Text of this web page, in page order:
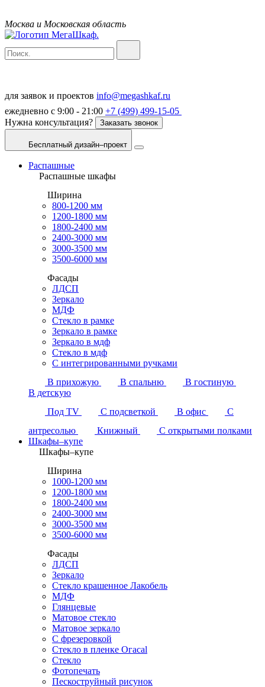
Москва и Московская область
для заявок и проектов info@megashkaf.ru
ежедневно с 9:00 - 21:00 +7 (499) 499-15-05
Нужна консультация?
Заказать звонок
Бесплатный дизайн–проект
Распашные
Распашные шкафы
Ширина
800-1200 мм
1200-1800 мм
1800-2400 мм
2400-3000 мм
3000-3500 мм
3500-6000 мм
Фасады
ЛДСП
Зеркало
МДФ
Стекло в рамке
Зеркало в рамке
Зеркало в мдф
Стекло в мдф
С интегрированными ручками
В прихожую
В спальню
В гостиную
В детскую
Под TV
С подсветкой В офис
С
антресолью
Книжный
С открытыми полками
Шкафы–купе
Шкафы–купе
Ширина
1000-1200 мм
1200-1800 мм
1800-2400 мм
2400-3000 мм
3000-3500 мм
3500-6000 мм
Фасады
ЛДСП
Зеркало
Стекло крашенное Лакобель
МДФ
Глянцевые
Матовое стекло
Матовое зеркало
С фрезеровкой
Стекло в пленке Огасаl
Стекло
Фотопечать
Пескоструйный рисунок